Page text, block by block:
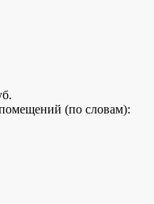
(по словам):